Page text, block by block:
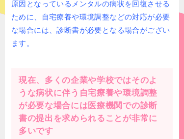
原因となっているメンタルの病状を回復させる
ために、自宅療養や環境調整などの対応が必要
な場合には、診断書が必要となる場合がござい
ます。
現在、多くの企業や学校ではそのよ
うな病状に伴う自宅療養や環境調整
が必要な場合には医療機関での診断
書の提出を求められることが非常に
多いです